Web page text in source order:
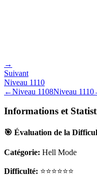
→
Suivant
Niveau 1110
←Niveau 1108Niveau 1110
Informations et
🎯 Évaluation de la
Catégorie: Hell Mode
Difficulté: ⭐⭐⭐⭐⭐⭐